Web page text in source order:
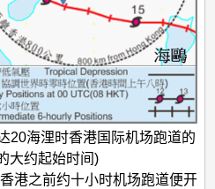
20海浬时香港国际机场跑道的
大约起始时间)
港之前约十小时机场跑道便开